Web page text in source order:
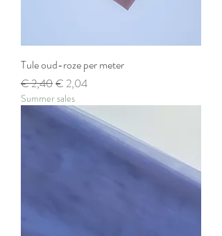
Tule oud-roze per meter
Normale prijs
€ 2,40Verkoopprijs
€ 2,04
Summer sales